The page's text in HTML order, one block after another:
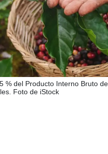
% del Producto Interno Bruto
Foto de iStock